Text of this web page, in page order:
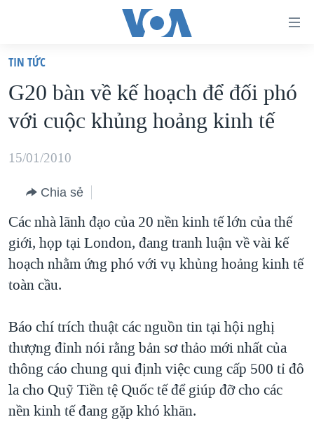
truy
cập
Tới
dung
chính
điều
hướng
chính
Đi
"Tìm"
VIỆT NAM
HOA KỲ
BIỂN ĐÔNG
BLOG
DIỄN ĐÀN
MỤC
TỰ DO BÁO CHÍ
NGƯỜI VIỆT HẢI NGOẠI
ĐỜI SỐNG
KINH TẾ
KHOA HỌC
CHUYÊN ĐỀ
HÀNH TRÌNH BẦU CỬ 2024
MỘT NĂM CHIẾN TRANH TẠI DẢI GAZA
GIẢI MÃ VÀNH ĐAI & CON ĐƯỜNG
NGÀY TỊ NẠN THẾ GIỚI
VIDEO
NGHE
MẠNG XÃ HỘI
TIN TỨC
G20 bàn về kế hoạch để đối phó
với cuộc khủng hoảng kinh tế
15/01/2010
Chia sẻ
Các nhà lãnh đạo của 20 nền kinh tế lớn của thế
giới, họp tại London, đang tranh luận về vài kế
hoạch nhằm ứng phó với vụ khủng hoảng kinh tế
toàn cầu.
Báo chí trích thuật các nguồn tin tại hội nghị
thượng đỉnh nói rằng bản sơ thảo mới nhất của
thông cáo chung qui định việc cung cấp 500 tỉ đô
la cho Quỹ Tiền tệ Quốc tế để giúp đỡ cho các
nền kinh tế đang gặp khó khăn.